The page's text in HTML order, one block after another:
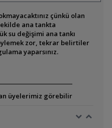
çünkü olan
ana tankta
su değişimi ana tankı
zor, tekrar belirtiler
yaparsınız.
üyelerimiz görebilir